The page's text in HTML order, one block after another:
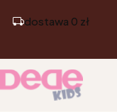
dostawa 0 zł